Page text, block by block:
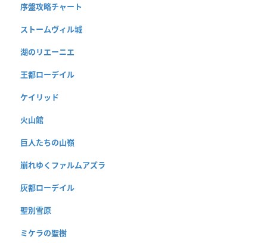
序盤攻略チャート
ストームヴィル城
湖のリエーニエ
王都ローデイル
ケイリッド
火山館
巨人たちの山嶺
崩れゆくファルムアズラ
灰都ローデイル
聖別雪原
ミケラの聖樹